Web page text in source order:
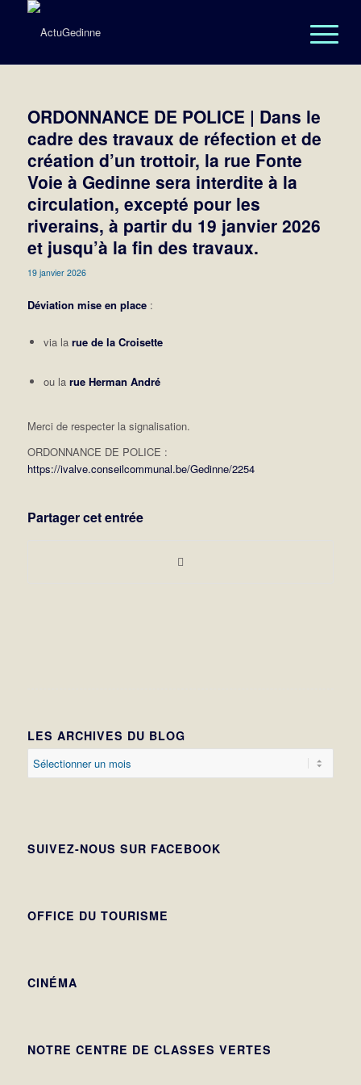
ORDONNANCE DE POLICE | Dans le
cadre des travaux de réfection et de
création d’un trottoir, la rue Fonte
Voie à Gedinne sera interdite à la
circulation, excepté pour les
riverains, à partir du 19 janvier 2026
et jusqu’à la fin des travaux.
19 janvier 2026
Déviation mise en place:
via la rue de la Croisette
ou la rue Herman André
Merci de respecter la signalisation.
ORDONNANCE DE POLICE :
https://ivalve.conseilcommunal.be/Gedinne/2254
Partager cet entrée
LES ARCHIVES DU BLOG
SUIVEZ-NOUS SUR FACEBOOK
OFFICE DU TOURISME
CINÉMA
NOTRE CENTRE DE CLASSES VERTES